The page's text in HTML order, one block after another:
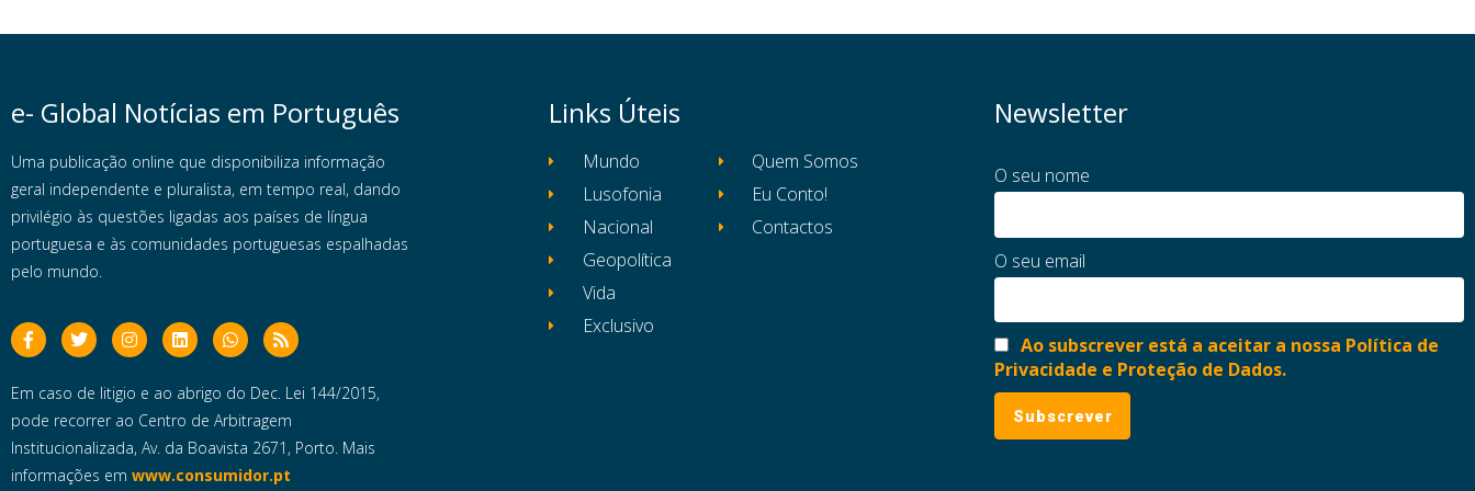
e- Global Notícias em Português
Uma publicação online que disponibiliza informação
geral independente e pluralista, em tempo real, dando
privilégio às questões ligadas aos países de língua
portuguesa e às comunidades portuguesas espalhadas
pelo mundo.
Em caso de litigio e ao abrigo do Dec. Lei 144/2015,
pode recorrer ao Centro de Arbitragem
Institucionalizada, Av. da Boavista 2671, Porto. Mais
informações em www.consumidor.pt
Links Úteis
Mundo
Lusofonia
Nacional
Geopolítica
Vida
Exclusivo
Quem Somos
Eu Conto!
Contactos
Newsletter
O seu nome
O seu email
Ao subscrever está a aceitar a nossa Política de
Privacidade e Proteção de Dados.